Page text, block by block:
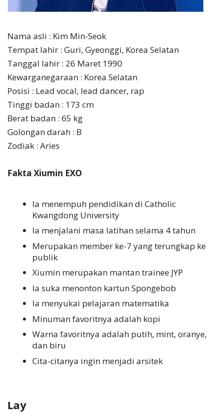
Nama asli : Kim Min-Seok
Tempat lahir : Guri, Gyeonggi, Korea Selatan
Tanggal lahir : 26 Maret 1990
Kewarganegaraan : Korea Selatan
Posisi : Lead vocal, lead dancer, rap
Tinggi badan : 173 cm
Berat badan : 65 kg
Golongan darah : B
Zodiak : Aries
Fakta Xiumin EXO
Ia menempuh pendidikan di Catholic
Kwangdong University
Ia menjalani masa latihan selama 4 tahun
Merupakan member ke-7 yang terungkap ke
publik
Xiumin merupakan mantan trainee JYP
Ia suka menonton kartun Spongebob
Ia menyukai pelajaran matematika
Minuman favoritnya adalah kopi
Warna favoritnya adalah putih, mint, oranye,
dan biru
Cita-citanya ingin menjadi arsitek
Lay